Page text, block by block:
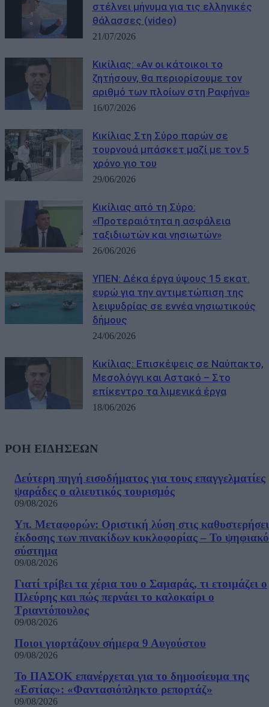
στέλνει μήνυμα για τις ελληνικές
θάλασσες (video)
21/07/2026
Κικίλιας: «Αν οι κάτοικοι το
ζητήσουν, θα περιορίσουμε τον
αριθμό των πλοίων στη Ραφήνα»
16/07/2026
Κικίλιας Στη Σύρο παρών σε
τουρνουά μπάσκετ μαζί με τον 5
χρόνο γιο του
29/06/2026
Κικίλιας από τη Σύρο:
«Προτεραιότητα η ασφάλεια
ταξιδιωτών και νησιωτών»
26/06/2026
ΥΠΕΝ: Δέκα έργα ύψους 15 εκατ.
ευρώ για την αντιμετώπιση της
λειψυδρίας σε εννέα νησιωτικούς
δήμους
24/06/2026
Κικίλιας: Επισκέψεις σε Ναύπακτο,
Μεσολόγγι και Αστακό – Στο
επίκεντρο τα λιμενικά έργα
18/06/2026
ΡΟΗ ΕΙΔΗΣΕΩΝ
Δεύτερη πηγή εισοδήματος για τους επαγγελματίες
ψαράδες ο αλιευτικός τουρισμός
09/08/2026
Υπ. Μεταφορών: Οριστική λύση στις
έκδοσης των πινακίδων κυκλοφορίας – Το ψηφιακό
σύστημα
09/08/2026
Γιατί τρίβει τα χέρια του ο Σαμαράς, τι ετοιμάζει ο
Πλεύρης και πώς περνάει το καλοκαίρι ο
Τριαντόπουλος
09/08/2026
Ποιοι γιορτάζουν σήμερα 9 Αυγούστου
09/08/2026
Το ΠΑΣΟΚ επανέρχεται για το δημοσίευμα της
«Εστίας»: «Φαντασιόπληκτο ρεπορτάζ»
09/08/2026